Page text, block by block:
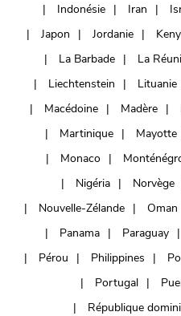
Indonésie
Iran
Japon
Jordanie
La Barbade
La
Liechtenstein
Lituanie
Macédoine
Madère
Martinique
Mayotte
Monaco
Nigéria
Norvège
Nouvelle-Zélande
Oman
Panama
Paraguay
Pérou
Philippines
Portugal
République